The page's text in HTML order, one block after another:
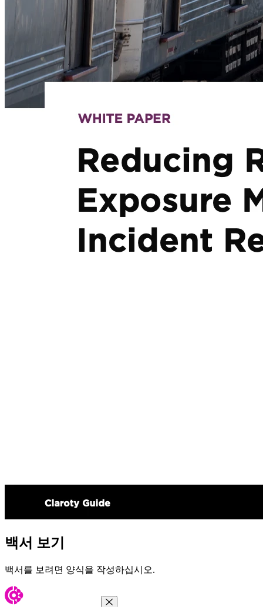
백서 보기
백서를 보려면 양식을 작성하십시오.